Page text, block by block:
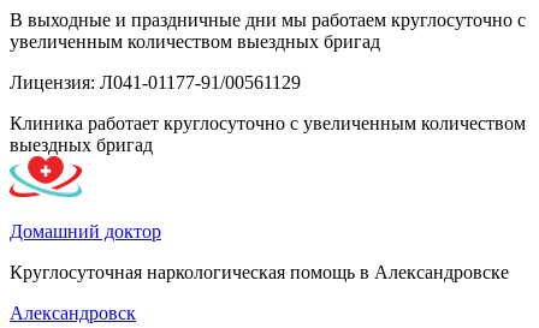
В выходные и праздничные дни мы работаем круглосуточно с
увеличенным количеством выездных бригад
Лицензия: Л041-01177-91/00561129
Клиника работает круглосуточно с увеличенным количеством
выездных бригад
Домашний доктор
Круглосуточная наркологическая помощь в Александровске
Александровск